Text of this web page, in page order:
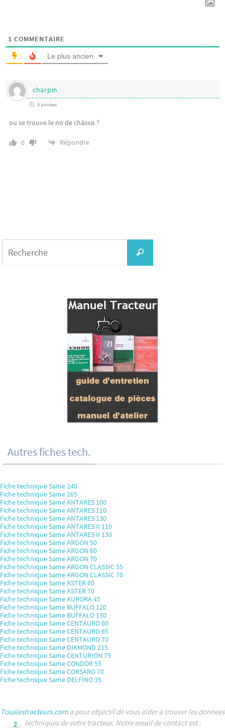
1 COMMENTAIRE
Le plus ancien
charpin
5 années
ou se trouve le no de châssis ?
0 Répondre
Recherche
Autres fiches tech.
Fiche technique Same 240
Fiche technique Same 265
Fiche technique Same ANTARES 100
Fiche technique Same ANTARES 110
Fiche technique Same ANTARES 130
Fiche technique Same ANTARES II 110
Fiche technique Same ANTARES II 130
Fiche technique Same ARGON 50
Fiche technique Same ARGON 60
Fiche technique Same ARGON 70
Fiche technique Same ARGON CLASSIC 55
Fiche technique Same ARGON CLASSIC 70
Fiche technique Same ASTER 60
Fiche technique Same ASTER 70
Fiche technique Same AURORA 45
Fiche technique Same BUFFALO 120
Fiche technique Same BUFFALO 130
Fiche technique Same CENTAURO 60
Fiche technique Same CENTAURO 65
Fiche technique Same CENTAURO 70
Fiche technique Same DIAMOND 215
Fiche technique Same CENTURION 75
Fiche technique Same CONDOR 55
Fiche technique Same CORSARO 70
Fiche technique Same DELFINO 35
Touslestracteurs.coma pour objectif de vous aider à trouver les données
techniques de votre tracteur. Notre email de contact est :
2